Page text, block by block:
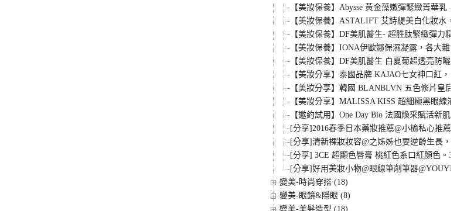
【美妝保養】Abysse 黃金藻嫩彈緊緻菁華乳，嫩
【美妝保養】ASTALIFT 艾詩緹美白化妝水，
【美妝保養】DF美肌醫生- 超胜肽緊緻彈力精華
【美妝保養】IONA伊歐娜保濕凝露，各大雜誌美
【美妝保養】DF美肌醫生 白夏菊超透亮防曬CC
【美妝分享】泰國品牌 KAJAO七女神口紅， 來
【美妝分享】韓國 BLANBLVN 五色修片皇后粉
【美妝分享】MALISSA KISS 超細極黑眼線液&
【邀約試用】One Day Bio 法國煥采賦活新肌精
[分享]2016春季日本藥妝推薦@小榆私心推薦購物
[分享]清新裸妝妝容@之姊姊也要逆齡生長，再次
[分享] 3CE 超顯色唇膏 桃紅色系口紅顏色。308/
[分享]好用美妝小物@眼線筆削筆器@YOUYI。絕
變美-時尚穿搭 (18)
變美-眼鏡&隱眼 (8)
變美-美髮造型 (18)